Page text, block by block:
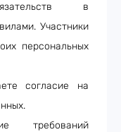
в
Участники
персональных
согласие на
требований